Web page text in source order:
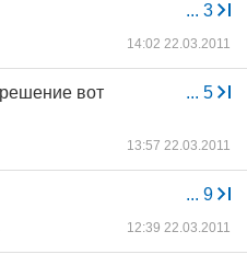
... 3
14:02 22.03.2011
... 5
вот
13:57 22.03.2011
... 9
12:39 22.03.2011